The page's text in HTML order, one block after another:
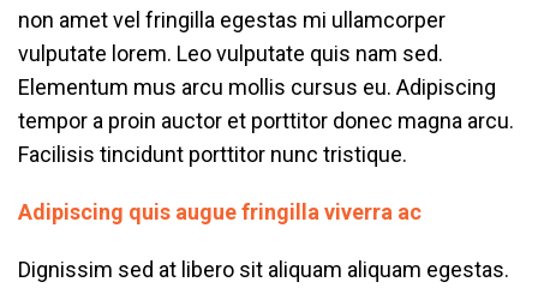
non amet vel fringilla egestas mi ullamcorper
vulputate lorem. Leo vulputate quis nam sed.
Elementum mus arcu mollis cursus eu. Adipiscing
tempor a proin auctor et porttitor donec magna arcu.
Facilisis tincidunt porttitor nunc tristique.
Adipiscing quis augue fringilla viverra ac
Dignissim sed at libero sit aliquam aliquam egestas.